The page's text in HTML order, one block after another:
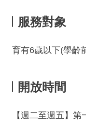
服務對象
育有6歲以下(學齡
開放時間
【週二至週五】